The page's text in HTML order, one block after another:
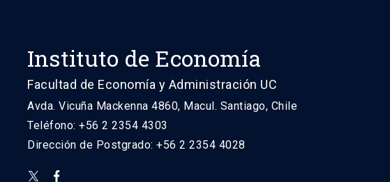
Instituto de Economía
Facultad de Economía y Administración UC
Avda. Vicuña Mackenna 4860, Macul. Santiago, Chile
Teléfono: +56 2 2354 4303
Dirección de Postgrado: +56 2 2354 4028